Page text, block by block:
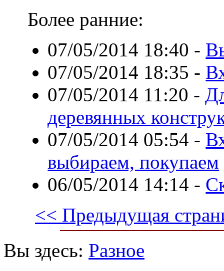
Более ранние:
07/05/2014 18:40 -
07/05/2014 18:35 -
07/05/2014 11:20 -
деревянных
07/05/2014 05:54 -
выбираем, покупаем
06/05/2014 14:14 -
<< Предыдущая
Вы здесь: Разное